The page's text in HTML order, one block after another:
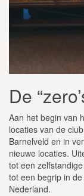
De
Aan het begin van
locaties van de
Barnelveld en in
nieuwe locaties.
tot een
tot een begrip in
Nederland.